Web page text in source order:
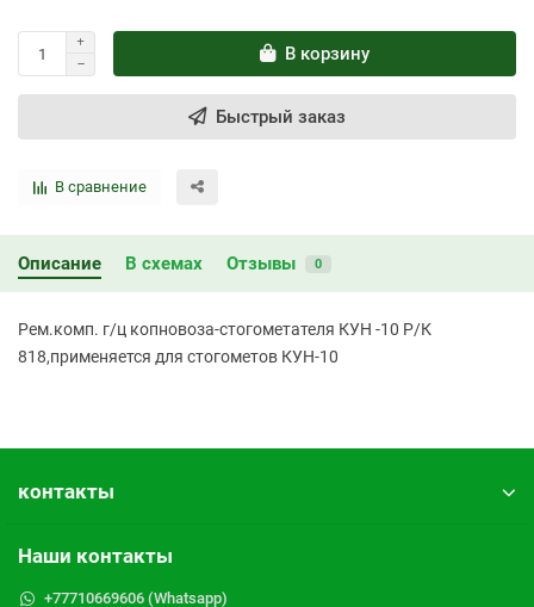
В корзину
Быстрый заказ
В сравнение
Описание В схемах Отзывы 0
Рем.комп. г/ц копновоза-стогометателя КУН -10 Р/К
818,применяется для стогометов КУН-10
контакты
Наши контакты
+77710669606 (Whatsapp)